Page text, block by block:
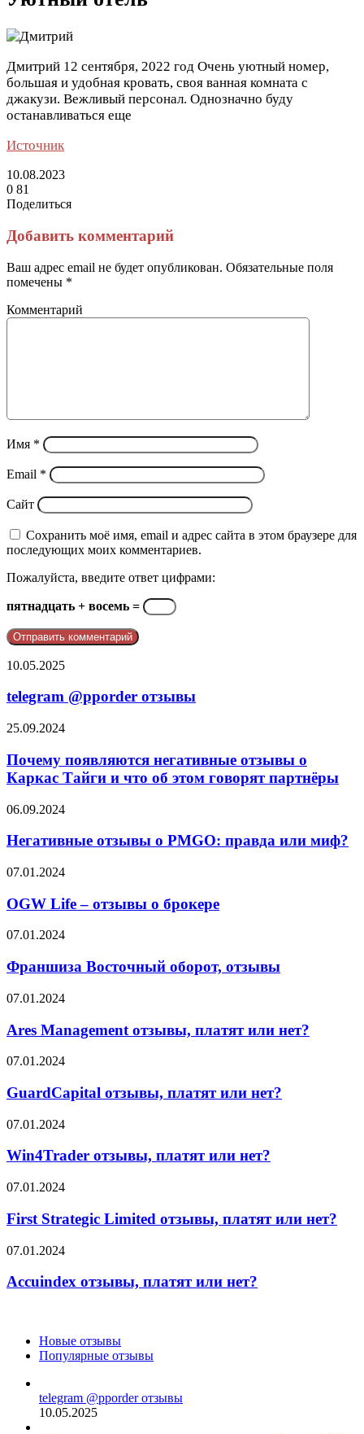
Дмитрий 12 сентября, 2022 год Очень уютный номер,
большая и удобная кровать, своя ванная комната с
джакузи. Вежливый персонал. Однозначно буду
останавливаться еще
Источник
10.08.2023
0 81
Поделиться
через
электронную
почту
Добавить комментарий
Ваш адрес email не будет опубликован. Обязательные поля
помечены *
Комментарий
Имя *
Email *
Сайт
Сохранить моё имя, email и адрес сайта в этом браузере для
последующих моих комментариев.
Пожалуйста, введите ответ цифрами:
пятнадцать + восемь =
telegram
отзывы
10.05.2025
telegram @pporder отзывы
Почему
негативные
отзывы
о
Тайги
что
этом
партнёры
25.09.2024
Почему появляются негативные отзывы о
Каркас Тайги и что об этом говорят партнёры
Негативные
о
правда
миф?
06.09.2024
Негативные отзывы о PMGO: правда или миф?
OGW
–
отзывы
о
07.01.2024
OGW Life – отзывы о брокере
Франшиза
оборот,
отзывы
07.01.2024
Франшиза Восточный оборот, отзывы
Ares
отзывы,
платят
или
07.01.2024
Ares Management отзывы, платят или нет?
GuardCapital
платят
или
нет?
07.01.2024
GuardCapital отзывы, платят или нет?
Win4Trader
платят
нет?
07.01.2024
Win4Trader отзывы, платят или нет?
First
Limited
отзывы,
платят
или
нет?
07.01.2024
First Strategic Limited отзывы, платят или нет?
Accuindex
платят
07.01.2024
Accuindex отзывы, платят или нет?
Новые отзывы
Популярные отзывы
telegram @pporder отзывы
10.05.2025